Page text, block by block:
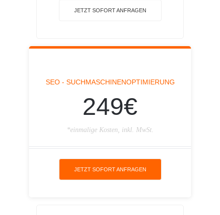
JETZT SOFORT ANFRAGEN
SEO - SUCHMASCHINENOPTIMIERUNG
249€
*einmalige Kosten, inkl. MwSt.
JETZT SOFORT ANFRAGEN